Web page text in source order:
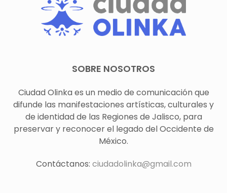
SOBRE NOSOTROS
Ciudad Olinka es un medio de comunicación que
difunde las manifestaciones artísticas, culturales y
de identidad de las Regiones de Jalisco, para
preservar y reconocer el legado del Occidente de
México.
Contáctanos: ciudadolinka@gmail.com